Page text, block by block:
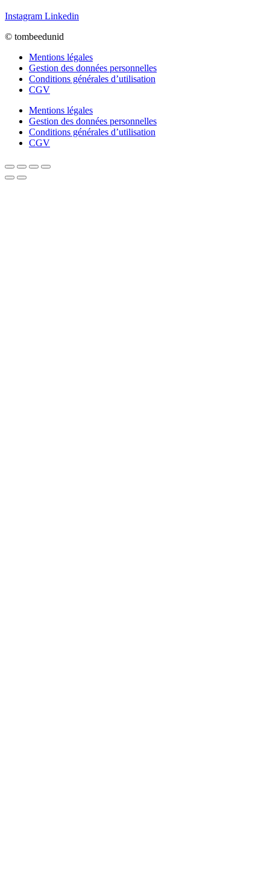
Instagram Linkedin
© tombeedunid
Mentions légales
Gestion des données personnelles
Conditions générales d’utilisation
CGV
Mentions légales
Gestion des données personnelles
Conditions générales d’utilisation
CGV